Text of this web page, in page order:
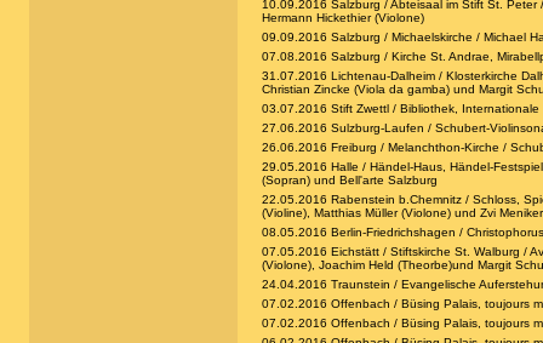
10.09.2016 Salzburg / Abteisaal im Stift St. Peter
Hermann Hickethier (Violone)
09.09.2016 Salzburg / Michaelskirche / Michael
07.08.2016 Salzburg / Kirche St. Andrae,
31.07.2016 Lichtenau-Dalheim / Klosterkirche
Christian Zincke (Viola da gamba) und Margit
03.07.2016 Stift Zwettl / Bibliothek,
27.06.2016 Sulzburg-Laufen / Schubert-
26.06.2016 Freiburg / Melanchthon-Kirche /
29.05.2016 Halle / Händel-Haus, Händel-
(Sopran) und Bell'arte Salzburg
22.05.2016 Rabenstein b.Chemnitz / Schloss,
(Violine), Matthias Müller (Violone) und Zvi
08.05.2016 Berlin-Friedrichshagen /
07.05.2016 Eichstätt / Stiftskirche St. Walburg /
(Violone), Joachim Held (Theorbe)und Margit
24.04.2016 Traunstein / Evangelische
07.02.2016 Offenbach / Büsing Palais, toujours
07.02.2016 Offenbach / Büsing Palais, toujours